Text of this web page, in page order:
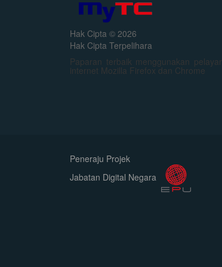
Hak Cipta © 2026
Hak Cipta Terpelihara
Paparan terbaik menggunakan pelayar
internet Mozilla Firefox dan Chrome
Peneraju Projek
Jabatan Digital Negara